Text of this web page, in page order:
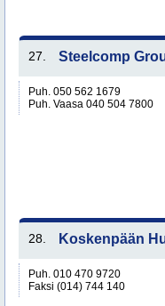
27. Steelcomp
Puh. 050 562 1679
Puh. Vaasa 040 504 7800
28. Koskenpään
Puh. 010 470 9720
Faksi (014) 744 140